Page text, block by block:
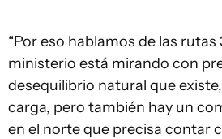
“Por eso hablamos de las rutas
ministerio está mirando con
desequilibrio natural que
carga, pero también hay un
en el norte que precisa contar